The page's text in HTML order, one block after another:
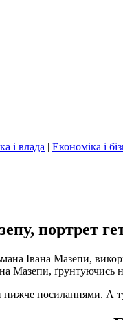
і влада | Економіка і
портрет
Івана Мазепи,
Мазепи, ґрунтуючись
посиланнями. А